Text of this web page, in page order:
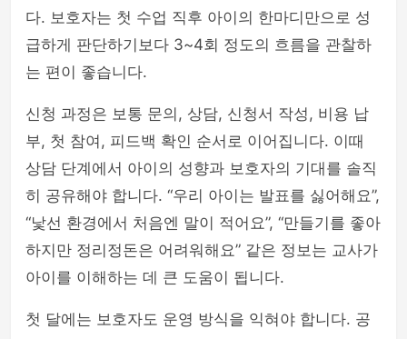
다. 보호자는 첫 수업 직후 아이의 한마디만으로 성
급하게 판단하기보다 3~4회 정도의 흐름을 관찰하
는 편이 좋습니다.
신청 과정은 보통 문의, 상담, 신청서 작성, 비용 납
부, 첫 참여, 피드백 확인 순서로 이어집니다. 이때
상담 단계에서 아이의 성향과 보호자의 기대를 솔직
히 공유해야 합니다. “우리 아이는 발표를 싫어해요”,
“낯선 환경에서 처음엔 말이 적어요”, “만들기를 좋아
하지만 정리정돈은 어려워해요” 같은 정보는 교사가
아이를 이해하는 데 큰 도움이 됩니다.
첫 달에는 보호자도 운영 방식을 익혀야 합니다. 공